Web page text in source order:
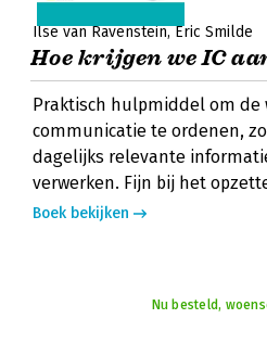
Ilse van Ravenstein Eric Smilde
Hoe krijgen we IC
Praktisch hulpmiddel om de
communicatie te ordenen,
dagelijks relevante
verwerken. Fijn bij het
Boek bekijken
Nu besteld,